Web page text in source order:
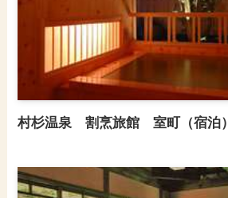
村杉温泉 割烹旅館 室町（宿泊）